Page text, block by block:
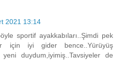
2021 13:14
sportif ayakkabıları..Şimdi pek
için iyi gider bence..Yürüyüş
yeni duydum,iyimiş..Tavsiyeler de